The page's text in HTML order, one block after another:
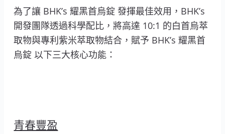
為了讓 BHK’s 耀黑首烏錠 發揮最佳效用，BHK’s
開發團隊透過科學配比，將高達 10:1 的白首烏萃
取物與專利紫米萃取物結合，賦予 BHK’s 耀黑首
烏錠 以下三大核心功能：
青春豐盈